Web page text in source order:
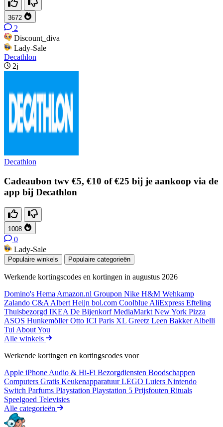
3672
2
Discount_diva
Lady-Sale
Decathlon
2j
Decathlon
Cadeaubon twv €5, €10 of €25 bij je aankoop via de
app bij Decathlon
1008
0
Lady-Sale
Populaire winkels Populaire categorieën
Werkende kortingscodes en kortingen in augustus 2026
Domino's Hema Amazon.nl Groupon Nike H&M Wehkamp
Zalando C&A Albert Heijn bol.com Coolblue AliExpress Efteling
Thuisbezorgd IKEA De BijenkorfMediaMarkt New York Pizza
ASOS HunkemöllerOtto ICI Paris XL Greetz Leen BakkerAlbelli
Tui About You
Alle winkels
Werkende kortingen en kortingscodes voor
Apple iPhone Audio & Hi-Fi Bezorgdiensten Boodschappen
Computers Gratis KeukenapparatuurLEGO Luiers Nintendo
Switch Parfums Playstation Playstation 5 Prijsfouten Rituals
Speelgoed Televisies
Alle categorieën